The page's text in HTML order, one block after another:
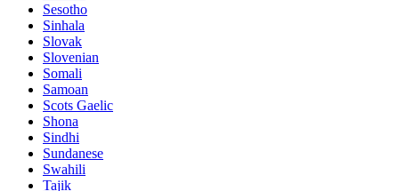
Sesotho
Sinhala
Slovak
Slovenian
Somali
Samoan
Scots Gaelic
Shona
Sindhi
Sundanese
Swahili
Tajik